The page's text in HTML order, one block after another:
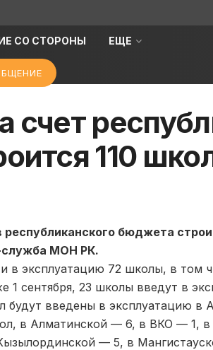
СО СТОРОНЫ ЕЩЕ
счет
110
республиканского бюджета
служба МОН РК.
в эксплуатацию 72 школы, в том
1 сентября, 23 школы введут в
будут введены в эксплуатацию в
в Алматинской — 6, в ВКО — 1,
— 5, в